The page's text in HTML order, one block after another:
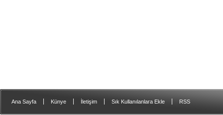
Ana Sayfa Künye İletişim Sık Kullanılanlara Ekle RSS